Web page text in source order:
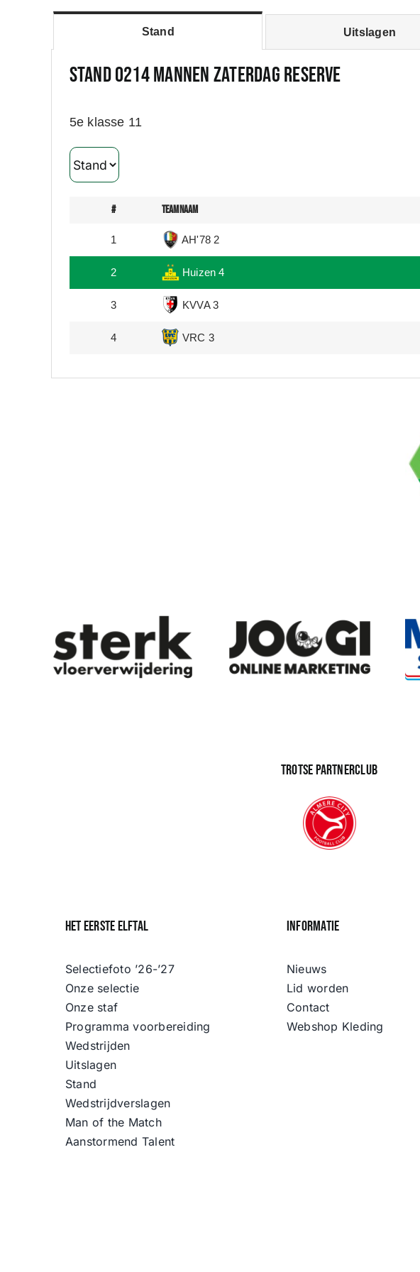
Stand Uitslagen
Stand 0214 Mannen Zaterdag reserve
5e klasse 11
# teamnaam
1 AH'78 2
2 Huizen 4
3 KVVA 3
4 VRC 3
Trotse partnerclub
Het eerste elftal
Selectiefoto ’26-’27
Onze selectie
Onze staf
Programma voorbereiding
Wedstrijden
Uitslagen
Stand
Wedstrijdverslagen
Man of the Match
Aanstormend Talent
Informatie
Nieuws
Lid worden
Contact
Webshop Kleding